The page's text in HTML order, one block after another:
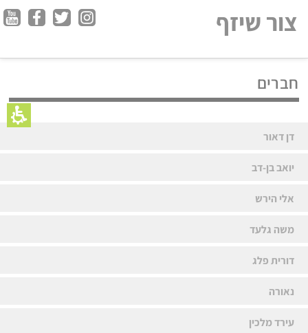
צור שיזף
חברים
דן דאור
יואב בן-דב
אלי הירש
משה גלעד
דורית פלג
נאורה
עירד מלכין